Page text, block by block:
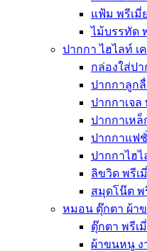
แฟ้ม พรีเมี่
ไม้บรรทัด
ปากกา ไฮไลท์ เ
กล่องใส่ปา
ปากกาลูก
ปากกาเจล
ปากกาเหล็
ปากกาแฟ
ปากกาไฮไ
ลิขวิด พรีเ
สมุดโน๊ต พ
หมอน ตุ๊กตา ผ้า
ตุ๊กตา พรีเ
ผ้าขนหนู ง